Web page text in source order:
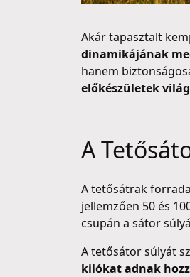
Akár tapasztalt
dinamikájának
hanem
előkészületek
A
A tetősátrak
jellemzően 50 és
csupán a sátor
A tetősátor súlyát
kilókat adnak